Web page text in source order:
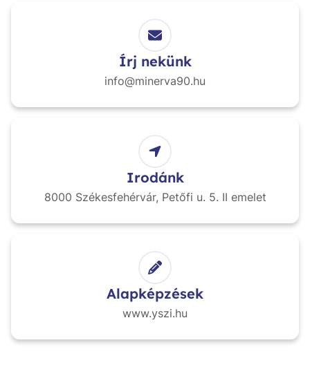
Írj nekünk
info@minerva90.hu
Irodánk
8000 Székesfehérvár, Petőfi u. 5. II emelet
Alapképzések
www.yszi.hu